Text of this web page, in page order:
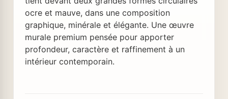
ocre et mauve, dans une composition
graphique, minérale et élégante. Une œuvre
murale premium pensée pour apporter
profondeur, caractère et raffinement à un
intérieur contemporain.